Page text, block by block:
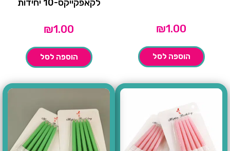
₪1.00
הוספה לסל
לקאפקייקס-10 יחידות
₪1.00
הוספה לסל